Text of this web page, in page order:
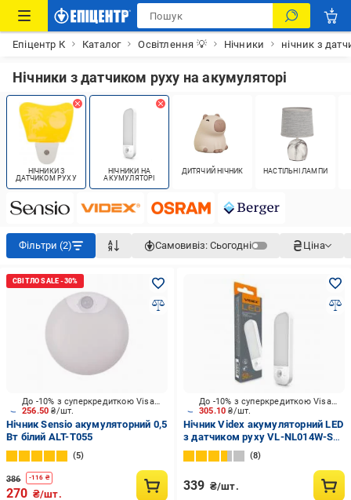
Епіцентр К Каталог Освітлення 💡 Нічники нічник з
Нічники з датчиком руху на акумуляторі
НІЧНИКИ З
ДАТЧИКОМ РУХУ
НІЧНИКИ НА
АКУМУЛЯТОРІ
ДИТЯЧИЙ НІЧНИК НАСТІЛЬНІ ЛАМПИ
Фільтри (2) Самовивіз: Сьогодні Ціна
256.50₴/шт.
До -10% з суперкредиткою Visa Вигода
Нічник Sensio акумуляторний 0,5
Вт білий ALT-T055
5
386 -116 ₴
270 ₴/шт.
305.10₴/шт.
До -10% з суперкредиткою Visa Вигода
Нічник Videx акумуляторний LED
з датчиком руху VL-NL014W-S
0,8 Вт білий 27897
8
339 ₴/шт.